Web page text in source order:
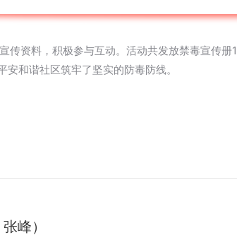
传资料，积极参与互动。活动共发放禁毒宣传
和谐社区筑牢了坚实的防毒防线。
峰）